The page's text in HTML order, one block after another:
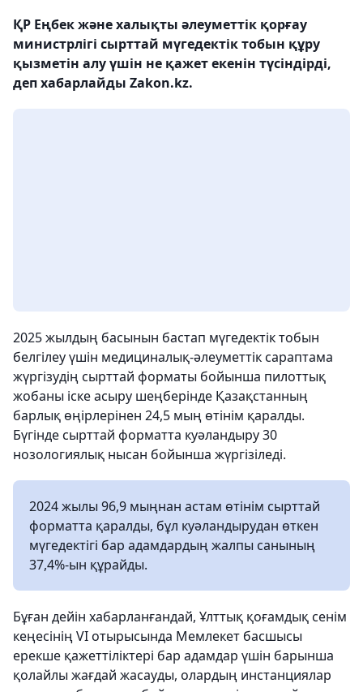
ҚР Еңбек және халықты әлеуметтік қорғау
министрлігі сырттай мүгедектік тобын құру
қызметін алу үшін не қажет екенін түсіндірді,
деп хабарлайды Zakon.kz.
2025 жылдың басынын бастап мүгедектік тобын
белгілеу үшін медициналық-әлеуметтік сараптама
жүргізудің сырттай форматы бойынша пилоттық
жобаны іске асыру шеңберінде Қазақстанның
барлық өңірлерінен 24,5 мың өтінім қаралды.
Бүгінде сырттай форматта куәландыру 30
нозологиялық нысан бойынша жүргізіледі.
2024 жылы 96,9 мыңнан астам өтінім сырттай
форматта қаралды, бұл куәландырудан өткен
мүгедектігі бар адамдардың жалпы санының
37,4%-ын құрайды.
Бұған дейін хабарланғандай, Ұлттық қоғамдық сенім
кеңесінің VI отырысында Мемлекет басшысы
ерекше қажеттіліктері бар адамдар үшін барынша
қолайлы жағдай жасауды, олардың инстанциялар